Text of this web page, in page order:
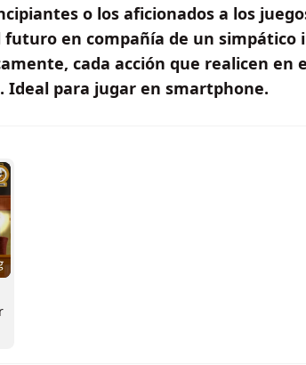
o los aficionados a los
en compañía de un simpático
cada acción que realicen en
Ideal para jugar en smartphone.